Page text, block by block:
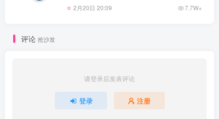
2月20日 20:09 7.7W+
评论 抢沙发
请登录后发表评论
登录 注册